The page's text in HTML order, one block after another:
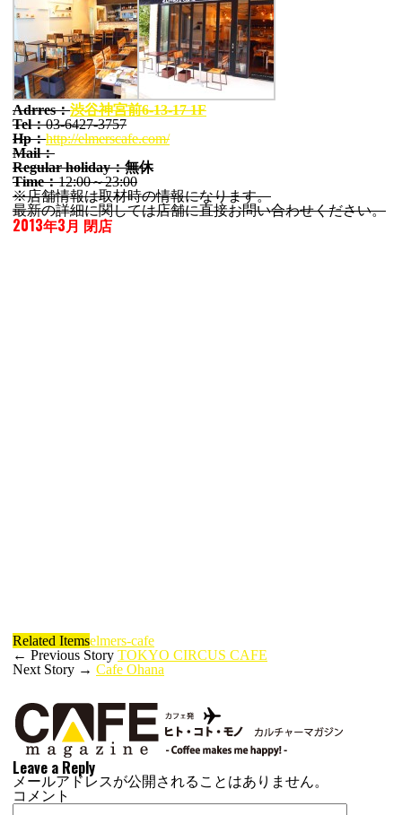
Adrres：渋谷神宮前6-13-17 1F
Tel：03-6427-3757
Hp：http://elmerscafe.com/
Mail：
Regular holiday：無休
Time：12:00～23:00
※店舗情報は取材時の情報になります。
最新の詳細に関しては店舗に直接お問い合わせください。
2013年3月 閉店
Related Itemselmers-cafe
← Previous Story TOKYO CIRCUS CAFE
Next Story → Cafe Ohana
Leave a Reply
メールアドレスが公開されることはありません。
コメント